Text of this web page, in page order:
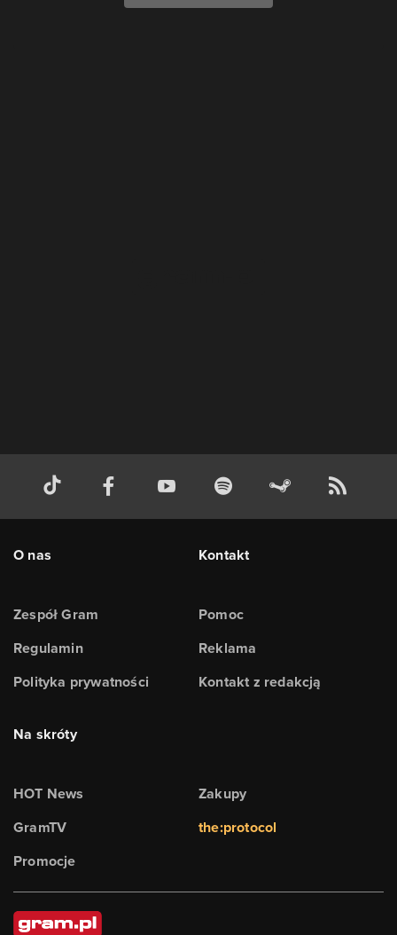
O nas
Zespół Gram
Regulamin
Polityka prywatności
Kontakt
Pomoc
Reklama
Kontakt z redakcją
Na skróty
HOT News
GramTV
Promocje
Zakupy
the:protocol